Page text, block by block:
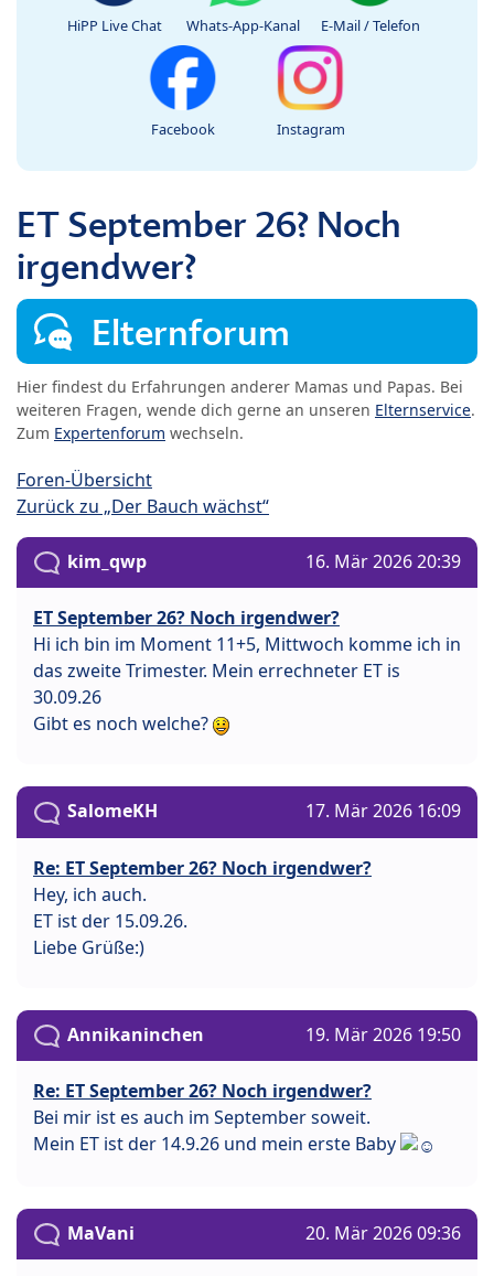
HiPP Live Chat Whats-App-Kanal E-Mail / Telefon
Facebook Instagram
ET September 26? Noch
irgendwer?
Elternforum
Hier findest du Erfahrungen anderer Mamas und Papas. Bei
weiteren Fragen, wende dich gerne an unseren Elternservice.
Zum Expertenforum wechseln.
Foren-Übersicht
Zurück zu „Der Bauch wächst“
kim_qwp 16. Mär 2026 20:39
ET September 26? Noch irgendwer?
Hi ich bin im Moment 11+5, Mittwoch komme ich in
das zweite Trimester. Mein errechneter ET is
30.09.26
Gibt es noch welche?
SalomeKH 17. Mär 2026 16:09
Re: ET September 26? Noch irgendwer?
Hey, ich auch.
ET ist der 15.09.26.
Liebe Grüße:)
Annikaninchen 19. Mär 2026 19:50
Re: ET September 26? Noch irgendwer?
Bei mir ist es auch im September soweit.
Mein ET ist der 14.9.26 und mein erste Baby
MaVani 20. Mär 2026 09:36